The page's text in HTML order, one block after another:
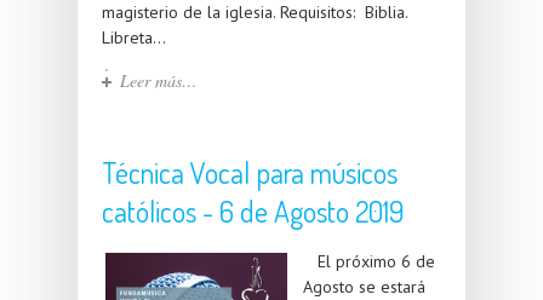
magisterio de la iglesia. Requisitos: Biblia.
Libreta...
Leer más…
Técnica Vocal para músicos
católicos - 6 de Agosto 2019
El próximo 6 de
Agosto se estará